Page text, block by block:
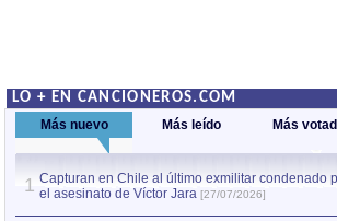
LO + EN CANCIONEROS.COM
Más nuevo Más leído Más
1 Capturan en Chile al último exmilitar condenado
el asesinato de Víctor Jara [27/07/2026]